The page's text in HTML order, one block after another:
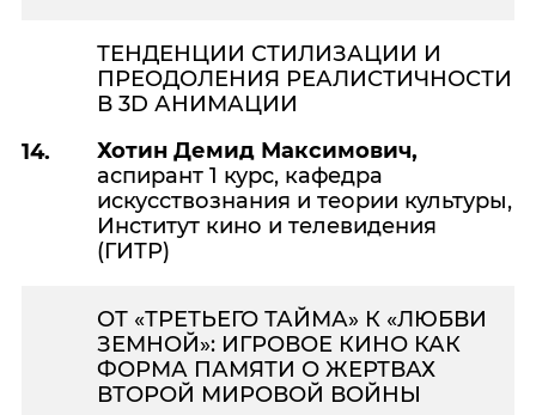
14.
ТЕНДЕНЦИИ СТИЛИЗАЦИИ И
ПРЕОДОЛЕНИЯ РЕАЛИСТИЧНОСТИ
В 3D АНИМАЦИИ
Хотин Демид Максимович,
аспирант 1 курс, кафедра
искусствознания и теории культуры,
Институт кино и телевидения
(ГИТР)
ОТ «ТРЕТЬЕГО ТАЙМА» К «ЛЮБВИ
ЗЕМНОЙ»: ИГРОВОЕ КИНО КАК
ФОРМА ПАМЯТИ О ЖЕРТВАХ
ВТОРОЙ МИРОВОЙ ВОЙНЫ